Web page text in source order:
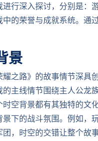
行深入探讨，分别是：
的荣誉与成就系统。通
景
耀之路》的故事情节深
主线情节围绕主人公
空背景都有其独特的文
下的战斗氛围。例如
，时空的交错让整个故